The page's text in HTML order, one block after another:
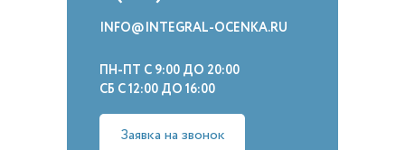
INFO@INTEGRAL-OCENKA.RU
ПН-ПТ С 9:00 ДО 20:00
СБ С 12:00 ДО 16:00
Заявка на звонок